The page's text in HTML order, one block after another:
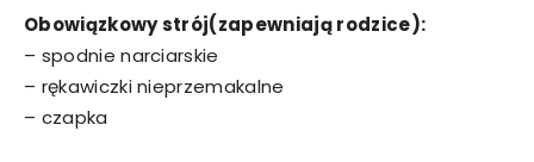
Obowiązkowy strój(zapewniają rodzice):
– spodnie narciarskie
– rękawiczki nieprzemakalne
– czapka